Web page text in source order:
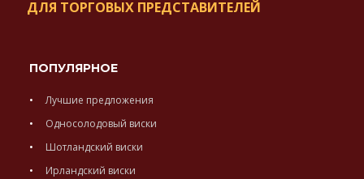
ДЛЯ ТОРГОВЫХ ПРЕДСТАВИТЕЛЕЙ
ПОПУЛЯРНОЕ
Лучшие предложения
Односолодовый виски
Шотландский виски
Ирландский виски